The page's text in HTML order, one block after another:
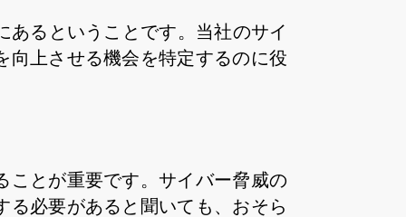
あるということです。当社のサイ
向上させる機会を特定するのに役
ことが重要です。サイバー脅威の
必要があると聞いても、おそら